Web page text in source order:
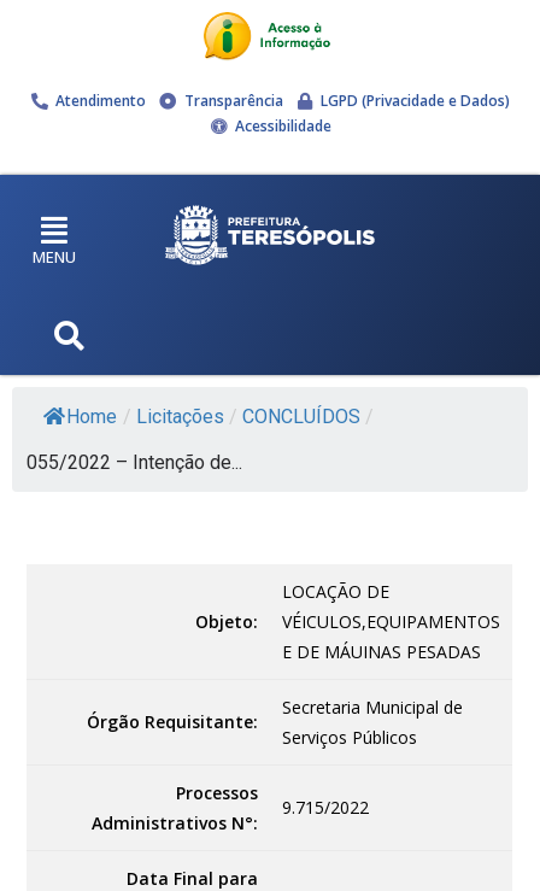
Atendimento Transparência
LGPD (Privacidade e Dados)
Acessibilidade
MENU
Home / Licitações / CONCLUÍDOS /
055/2022 – Intenção de...
Objeto:
LOCAÇÃO DE
VÉICULOS,EQUIPAMENTOS
E DE MÁUINAS PESADAS
Órgão Requisitante:
Secretaria Municipal de
Serviços Públicos
Processos
Administrativos N°:
9.715/2022
Data Final para